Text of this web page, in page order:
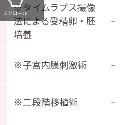
※タイムラプス撮像
法による受精卵・胚
培養
–
※子宮内膜刺激術 –
※二段階移植術 –
スクロール